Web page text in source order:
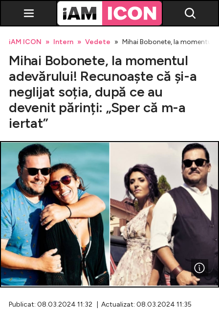
Vedete
Evenimente
Emisiuni TV
Horoscop
Lifestyle
Celebrități
Breaking News
iAM ICON Intern Vedete Mihai Bobonete, la momentul
Mihai Bobonete, la momentul
adevărului! Recunoaște că și-a
neglijat soția, după ce au
devenit părinți: „Sper că m-a
iertat”
Publicat: 08.03.2024 11:32 | Actualizat: 08.03.2024 11:35